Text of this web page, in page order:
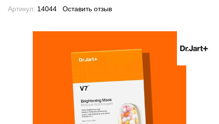
Артикул: 14044 Оставить отзыв